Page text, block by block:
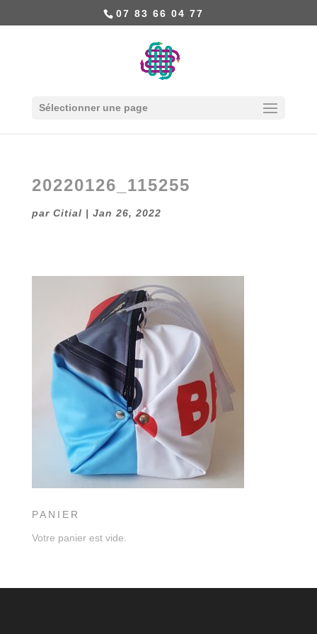
07 83 66 04 77
Sélectionner une page
20220126_115255
par Citial | Jan 26, 2022
PANIER
Votre panier est vide.